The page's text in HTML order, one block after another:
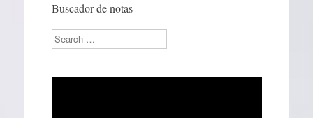
Buscador de notas
Search